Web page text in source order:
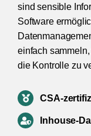
sind sensible
Software
einfach
die Kontrolle zu
CSA-
Inhouse-